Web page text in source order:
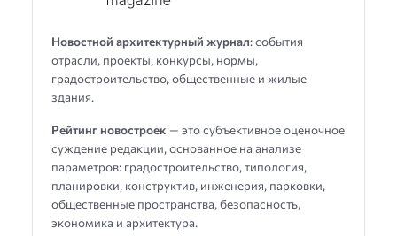
Новостной архитектурный журнал: события
отрасли, проекты, конкурсы, нормы,
градостроительство, общественные и жилые
здания.
Рейтинг новостроек — это субъективное оценочное
суждение редакции, основанное на анализе
параметров: градостроительство, типология,
планировки, конструктив, инженерия, парковки,
общественные пространства, безопасность,
экономика и архитектура.